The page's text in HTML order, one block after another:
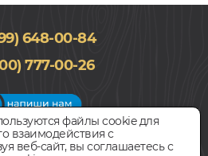
2,5мм
камень, Лофт, Водостойкий
1 836руб.
КУПИТЬ
648-00-84
777-00-26
работы салона
с 09:00 до 21:00
файлы cookie для
взаимодействия с
веб-сайт, вы соглашаетесь с